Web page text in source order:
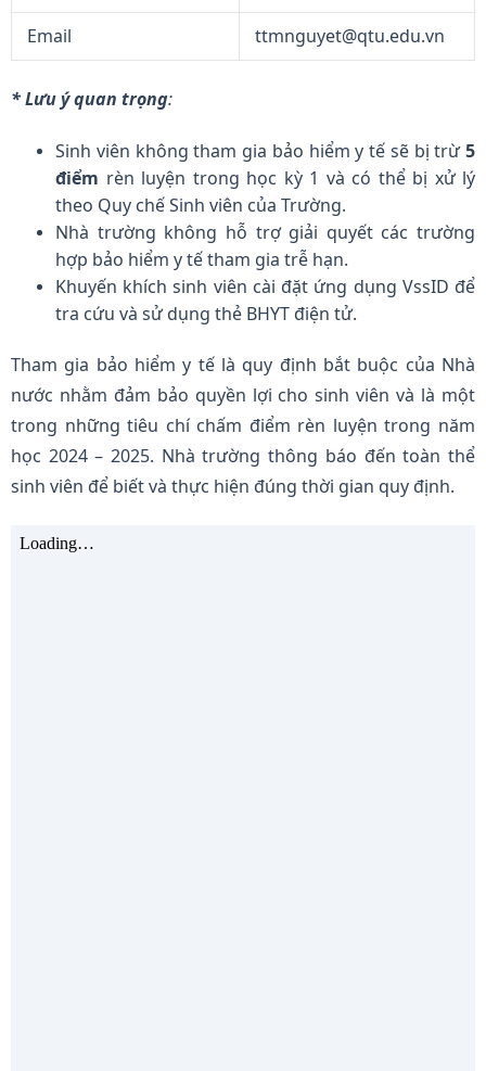
Email
ttmnguyet@qtu.edu.vn
* Lưu ý quan trọng:
Sinh viên không tham gia bảo hiểm y tế sẽ bị trừ5
điểm rèn luyện trong học kỳ 1 và có thể bị xử lý
theo Quy chế Sinh viên của Trường.
Nhà trường không hỗ trợ giải quyết các trường
hợp bảo hiểm y tế tham gia trễ hạn.
Khuyến khích sinh viên cài đặt ứng dụng VssID để
tra cứu và sử dụng thẻ BHYT điện tử.
Tham gia bảo hiểm y tế là quy định bắt buộc của Nhà
nước nhằm đảm bảo quyền lợi cho sinh viên và là một
trong những tiêu chí chấm điểm rèn luyện trong năm
học 2024 – 2025. Nhà trường thông báo đến toàn thể
sinh viên để biết và thực hiện đúng thời gian quy định.